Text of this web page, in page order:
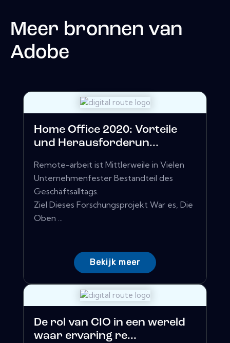
Meer bronnen van
Adobe
Home Office 2020: Vorteile
und Herausforderun...
Remote-arbeit ist Mittlerweile in Vielen
Unternehmenfester Bestandteil des
Geschäftsalltags.
Ziel Dieses Forschungsprojekt War es, Die
Oben ...
Bekijk meer
De rol van CIO in een wereld
waar ervaring re...